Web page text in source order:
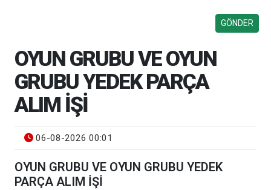
OYUN GRUBU VE OYUN
GRUBU YEDEK PARÇA
ALIM İŞİ
06-08-2026 00:01
OYUN GRUBU VE OYUN GRUBU YEDEK
PARÇA ALIM İŞİ